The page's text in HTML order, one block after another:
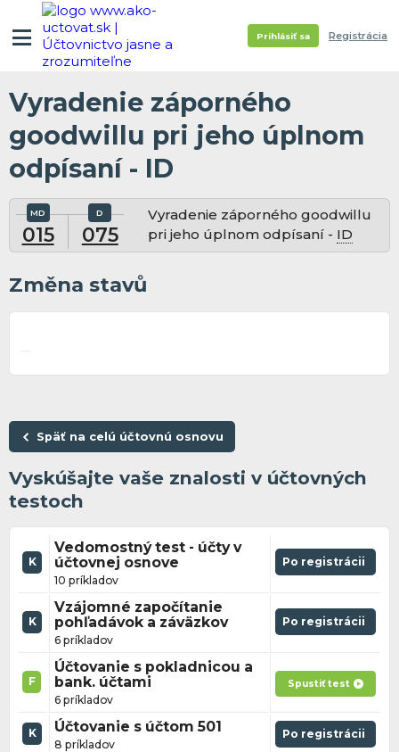
Prihlásiť sa Registrácia
Vyradenie záporného
goodwillu pri jeho úplnom
odpísaní - ID
015 075
Vyradenie záporného goodwillu
pri jeho úplnom odpísaní - ID
Změna stavů
Späť na celú účtovnú osnovu
Vyskúšajte vaše znalosti v účtovných
testoch
K
Vedomostný test - účty v
účtovnej osnove
10 príkladov
Po registrácii
K
Vzájomné započítanie
pohľadávok a záväzkov
6 príkladov
Po registrácii
F
Účtovanie s pokladnicou a
bank. účtami
6 príkladov
Spustiť test
K Účtovanie s účtom 501
8 príkladov
Po registrácii